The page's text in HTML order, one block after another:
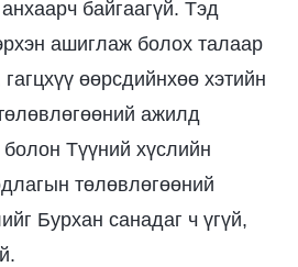
байгаагүй. Тэд
ашиглаж болох талаар
өөрсдийнхөө хэтийн
ажилд
Түүний хүслийн
төлөвлөгөөний
Бурхан санадаг ч үгүй,